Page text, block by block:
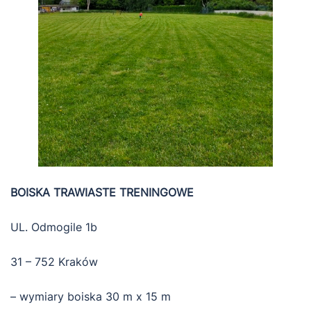
BOISKA TRAWIASTE TRENINGOWE
UL. Odmogile 1b
31 – 752 Kraków
– wymiary boiska 30 m x 15 m